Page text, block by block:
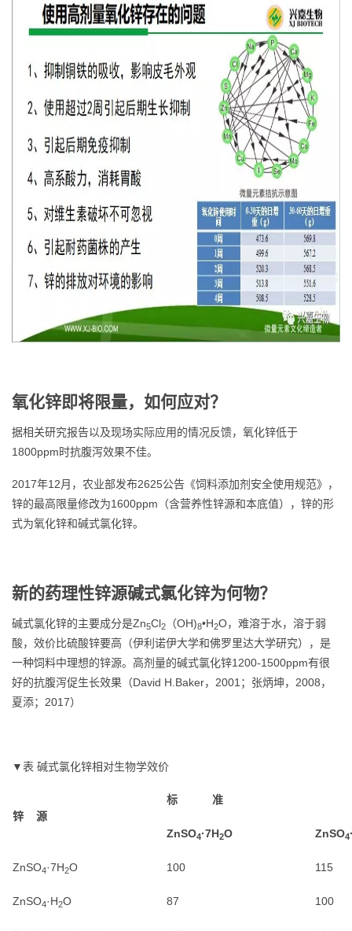
氧化锌即将限量，如何应对？
据相关研究报告以及现场实际应用的情况反馈，氧化锌低于
1800ppm时抗腹泻效果不佳。
2017年12月，农业部发布2625公告《饲料添加剂安全使用规范》，
锌的最高限量修改为1600ppm（含营养性锌源和本底值），锌的形
式为氧化锌和碱式氯化锌。
新的药理性锌源碱式氯化锌为何物？
碱式氯化锌的主要成分是Zn5Cl2 （OH)8•H2O，难溶于水，溶于弱
酸，效价比硫酸锌要高（伊利诺伊大学和佛罗里达大学研究），是
一种饲料中理想的锌源。高剂量的碱式氯化锌1200-1500ppm有很
好的抗腹泻促生长效果（David H.Baker，2001；张炳坤，2008，
夏添；2017）
▼表 碱式氯化锌相对生物学效价
锌 源
标 准
ZnSO4·7H2O ZnSO4
ZnSO4·7H2O 100 115
ZnSO4·H2O 87 100